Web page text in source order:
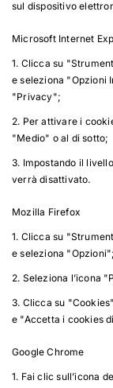
sul dispositivo
Microsoft Internet
1. Clicca su
e seleziona "Opzioni
"Privacy";
2. Per attivare i
"Medio" o al di sotto;
3. Impostando il
verrà disattivato.
Mozilla Firefox
1. Clicca su
e seleziona "Opzioni";
2. Seleziona l’icona
3. Clicca su
e "Accetta i cookies
Google Chrome
1. Fai clic sull’icona